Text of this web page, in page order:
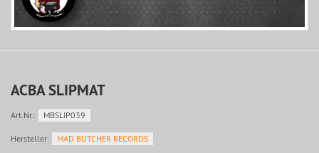
ACBA SLIPMAT
Art.Nr.: MBSLIP039
Hersteller: MAD BUTCHER RECORDS